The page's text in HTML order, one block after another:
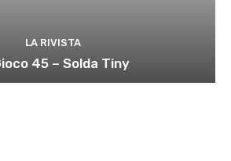
LA RIVISTA
45 – Solda Tiny